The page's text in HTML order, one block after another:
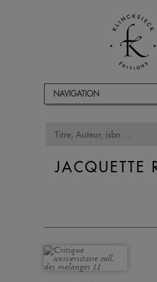
NAVIGATION
JACQUETTE